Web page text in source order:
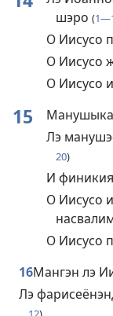
шэро (
О Иисусо
О Иисусо
О Иисусо
15
Лэ
20)
И
О Иисусо
О Иисусо
16Мангэн лэ
Лэ